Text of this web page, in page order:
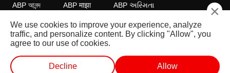
ABP আনন্দ
ABP माझा
ABP અસ્મિતા
ABP Ganga
ABP ਸਾਂਝਾ ABP நாடு ABP దేశం
FOLLOW US
×
We use cookies to improve your experience, analyze
traffic, and personalize content. By clicking "Allow", you
agree to our use of cookies.
Decline Allow